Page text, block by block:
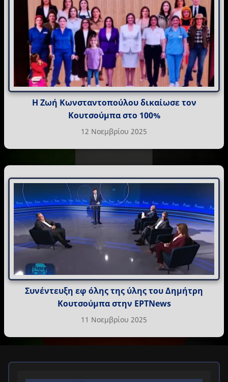
Η Ζωή Κωνσταντοπούλου δικαίωσε τον
Κουτσούμπα στο 100%
12 Νοεμβρίου 2025
Συνέντευξη εφ όλης της ύλης του Δημήτρη
Κουτσούμπα στην ΕΡΤNews
11 Νοεμβρίου 2025